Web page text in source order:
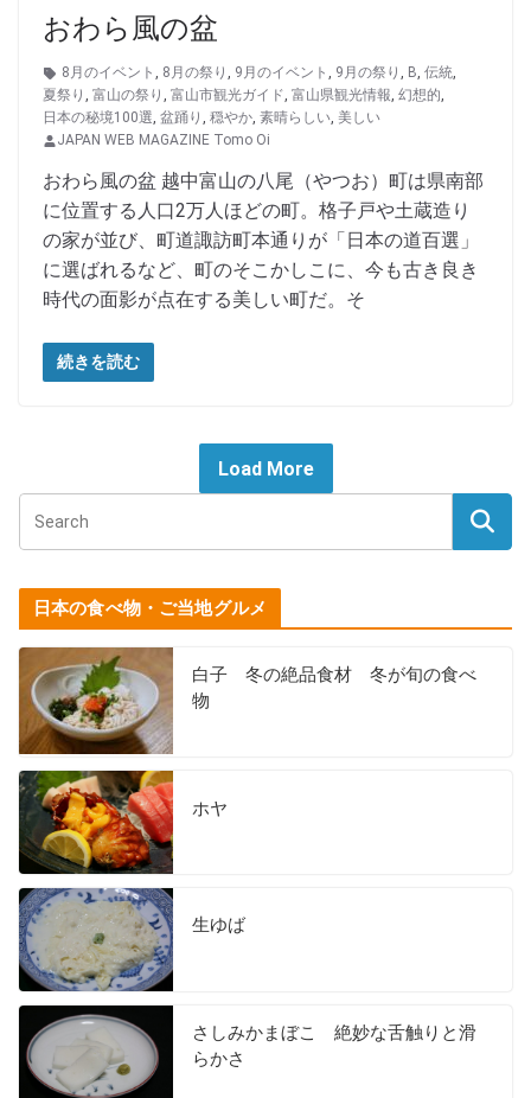
おわら風の盆
8月のイベント , 8月の祭り , 9月のイベント , 9月の祭り , B, 伝統,
夏祭り , 富山の祭り , 富山市観光ガイド, 富山県観光情報, 幻想的,
日本の秘境100選, 盆踊り , 穏やか, 素晴らしい, 美しい
JAPAN WEB MAGAZINE Tomo Oi
おわら風の盆 越中富山の八尾（やつお）町は県南部
に位置する人口2万人ほどの町。格子戸や土蔵造り
の家が並び、町道諏訪町本通りが「日本の道百選」
に選ばれるなど、町のそこかしこに、今も古き良き
時代の面影が点在する美しい町だ。そ
続きを読む
Load More
日本の食べ物・ご当地グルメ
白子 冬の絶品食材 冬が旬の食べ
物
ホヤ
生ゆば
さしみかまぼこ 絶妙な舌触りと滑
らかさ